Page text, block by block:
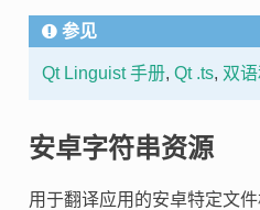
参见
Qt Linguist 手册, Qt .ts, 双
安卓字符串资源
用于翻译应用的安卓特定文件